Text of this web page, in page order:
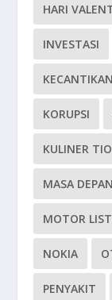
HARI
INVESTASI
KECANTIKAN
KORUPSI
KULINER
MASA DEPAN
MOTOR
NOKIA
PENYAKIT